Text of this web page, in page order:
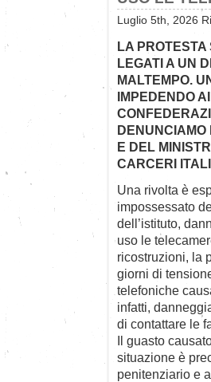
Luglio 5th, 2026
LA PROTESTA
LEGATI A UN
MALTEMPO.
IMPEDENDO
DENUNCIAMO
E DEL
CARCERI
Una rivolta è
impossessato
dell’istituto,
uso le
ricostruzioni, la
giorni di
telefoniche
infatti,
di contattare le
Il guasto
situazione è
penitenziario e